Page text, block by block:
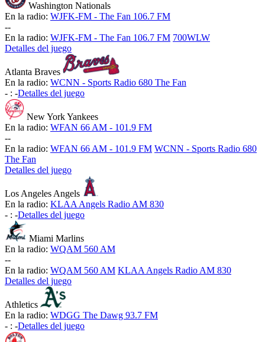
Washington Nationals
En la radio: WJFK-FM - The Fan 106.7 FM
--
En la radio: WJFK-FM - The Fan 106.7 FM 700WLW
Detalles del juego
Atlanta Braves
En la radio: WCNN - Sports Radio 680 The Fan
- : -Detalles del juego
New York Yankees
En la radio: WFAN 66 AM - 101.9 FM
--
En la radio: WFAN 66 AM - 101.9 FM WCNN - Sports Radio 680
The Fan
Detalles del juego
Los Angeles Angels
En la radio: KLAA Angels Radio AM 830
- : -Detalles del juego
Miami Marlins
En la radio: WQAM 560 AM
--
En la radio: WQAM 560 AM KLAA Angels Radio AM 830
Detalles del juego
Athletics
En la radio: WDGG The Dawg 93.7 FM
- : -Detalles del juego